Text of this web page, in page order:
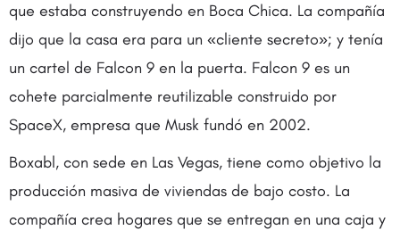
que estaba construyendo en Boca Chica. La compañía
dijo que la casa era para un «cliente secreto»; y tenía
un cartel de Falcon 9 en la puerta. Falcon 9 es un
cohete parcialmente reutilizable construido por
SpaceX, empresa que Musk fundó en 2002.
Boxabl, con sede en Las Vegas, tiene como objetivo la
producción masiva de viviendas de bajo costo. La
compañía crea hogares que se entregan en una caja y